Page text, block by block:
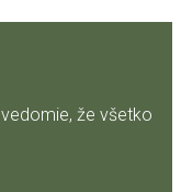
že všetko